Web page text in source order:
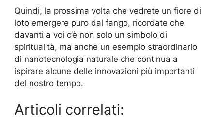
Quindi, la prossima volta che vedrete un fiore di
loto emergere puro dal fango, ricordate che
davanti a voi c’è non solo un simbolo di
spiritualità, ma anche un esempio straordinario
di nanotecnologia naturale che continua a
ispirare alcune delle innovazioni più importanti
del nostro tempo.
Articoli correlati: